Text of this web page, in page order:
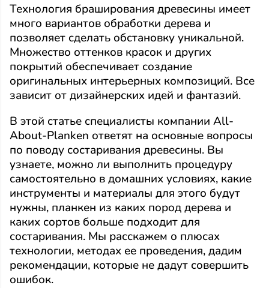
Технология браширования древесины имеет
много вариантов обработки дерева и
позволяет сделать обстановку уникальной.
Множество оттенков красок и других
покрытий обеспечивает создание
оригинальных интерьерных композиций. Все
зависит от дизайнерских идей и фантазий.
В этой статье специалисты компании All-
About-Planken ответят на основные вопросы
по поводу состаривания древесины. Вы
узнаете, можно ли выполнить процедуру
самостоятельно в домашних условиях, какие
инструменты и материалы для этого будут
нужны, планкен из каких пород дерева и
каких сортов больше подходит для
состаривания. Мы расскажем о плюсах
технологии, методах ее проведения, дадим
рекомендации, которые не дадут совершить
ошибок.